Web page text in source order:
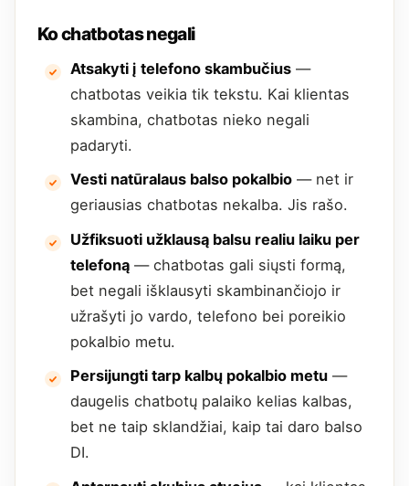
Ko chatbotas negali
Atsakyti į telefono skambučius —
chatbotas veikia tik tekstu. Kai klientas
skambina, chatbotas nieko negali
padaryti.
Vesti natūralaus balso pokalbio — net ir
geriausias chatbotas nekalba. Jis rašo.
Užfiksuoti užklausą balsu realiu laiku per
telefoną — chatbotas gali siųsti formą,
bet negali išklausyti skambinančiojo ir
užrašyti jo vardo, telefono bei poreikio
pokalbio metu.
Persijungti tarp kalbų pokalbio metu —
daugelis chatbotų palaiko kelias kalbas,
bet ne taip sklandžiai, kaip tai daro balso
DI.